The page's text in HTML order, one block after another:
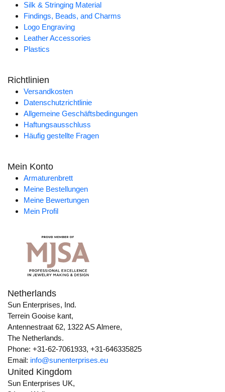
Silk & Stringing Material
Findings, Beads, and Charms
Logo Engraving
Leather Accessories
Plastics
Richtlinien
Versandkosten
Datenschutzrichtlinie
Allgemeine Geschäftsbedingungen
Haftungsausschluss
Häufig gestellte Fragen
Mein Konto
Armaturenbrett
Meine Bestellungen
Meine Bewertungen
Mein Profil
Netherlands
Sun Enterprises, Ind.
Terrein Gooise kant,
Antennestraat 62, 1322 AS Almere,
The Netherlands.
Phone: +31-62-7061933, +31-646335825
Email: info@sunenterprises.eu
United Kingdom
Sun Enterprises UK,